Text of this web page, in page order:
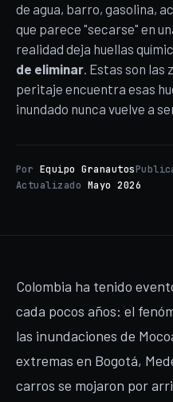
de agua, barro, gasolina,
que parece "secarse" en
realidad deja huellas
de eliminar. Estas son las
peritaje encuentra esas
inundado nunca vuelve a
Por Equipo Granautos
Actualizado Mayo 2026
Colombia ha tenido
cada pocos años: el
las inundaciones de
extremas en Bogotá,
carros se mojaron por